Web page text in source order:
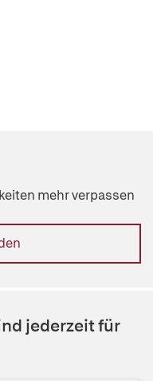
mehr verpassen
jederzeit für